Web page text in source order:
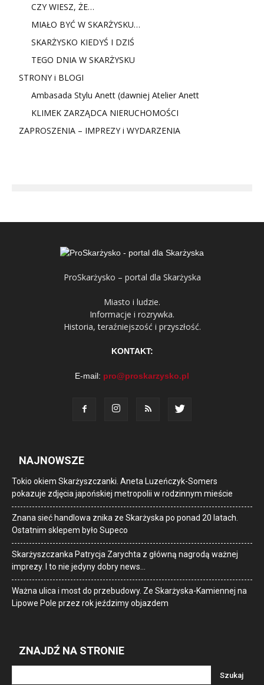
CZY WIESZ, ŻE…
MIAŁO BYĆ W SKARŻYSKU…
SKARŻYSKO KIEDYŚ I DZIŚ
TEGO DNIA W SKARŻYSKU
STRONY i BLOGI
Ambasada Stylu Anett (dawniej Atelier Anett
KLIMEK ZARZĄDCA NIERUCHOMOŚCI
ZAPROSZENIA – IMPREZY i WYDARZENIA
ProSkarżysko – portal dla Skarżyska
Miasto i ludzie.
Informacje i rozrywka.
Historia, teraźniejszość i przyszłość.
KONTAKT:
E-mail: pro@proskarzysko.pl
NAJNOWSZE
Tokio okiem Skarżyszczanki. Aneta Luzeńczyk-Somers
pokazuje zdjęcia japońskiej metropolii w rodzinnym mieście
Znana sieć handlowa znika ze Skarżyska po ponad 20 latach.
Ostatnim sklepem było Supeco
Skarżyszczanka Patrycja Zarychta z główną nagrodą ważnej
imprezy. I to nie jedyny dobry news…
Ważna ulica i most do przebudowy. Ze Skarżyska-Kamiennej na
Lipowe Pole przez rok jeździmy objazdem
ZNAJDŹ NA STRONIE